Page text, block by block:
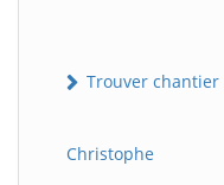
Trouver
Christophe